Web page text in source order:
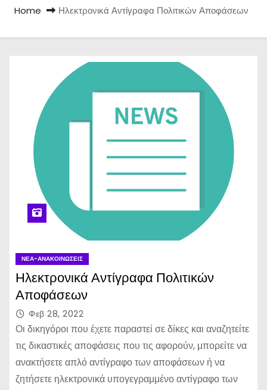
Home Ηλεκτρονικά Αντίγραφα Πολιτικών Αποφάσεων
ΝΈΑ-ΑΝΑΚΟΙΝΏΣΕΙΣ
Ηλεκτρονικά Αντίγραφα Πολιτικών
Αποφάσεων
Φεβ 28, 2022
Οι δικηγόροι που έχετε παραστεί σε δίκες και αναζητείτε
τις δικαστικές αποφάσεις που τις αφορούν, μπορείτε να
ανακτήσετε απλό αντίγραφο των αποφάσεων ή να
ζητήσετε ηλεκτρονικά υπογεγραμμένο αντίγραφο των